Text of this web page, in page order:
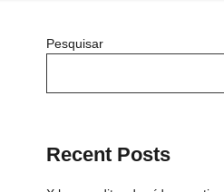
Pesquisar
Recent Posts